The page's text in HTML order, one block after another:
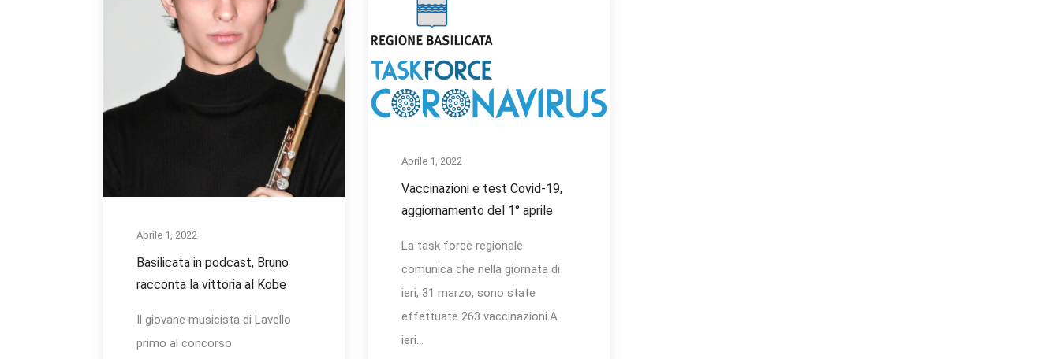
Aprile 1, 2022
Basilicata in podcast, Bruno
racconta la vittoria al Kobe
Il giovane musicista di Lavello
primo al concorso
Aprile 1, 2022
Vaccinazioni e test Covid-19,
aggiornamento del 1° aprile
La task force regionale
comunica che nella giornata di
ieri, 31 marzo, sono state
effettuate 263 vaccinazioni.A
ieri...